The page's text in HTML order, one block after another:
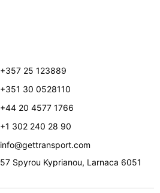
+357 25 123889
+351 30 0528110
+44 20 4577 1766
+1 302 240 28 90
info@gettransport.com
57 Spyrou Kyprianou, Larnaca 6051